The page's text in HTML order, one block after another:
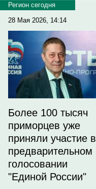
Регион сегодня
28 Мая 2026, 14:14
Более 100 тысяч
приморцев уже
приняли участие в
предварительном
голосовании
"Единой России"